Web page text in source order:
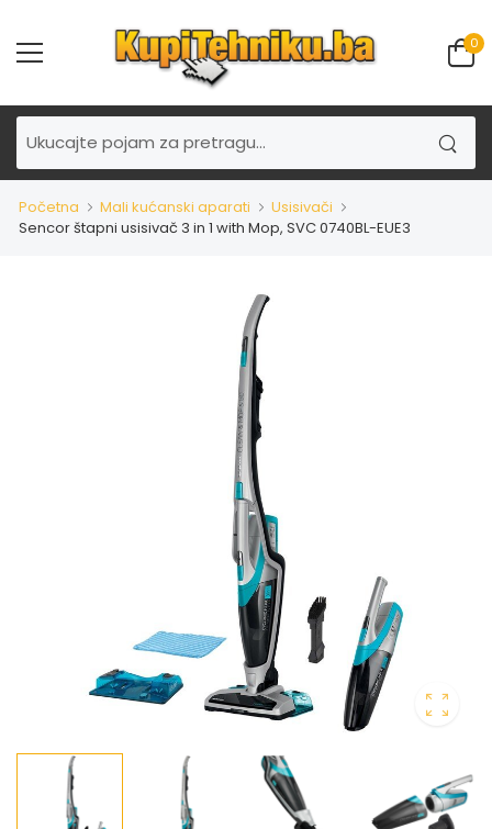
0
Početna Mali kućanski aparati
Usisivači
Sencor štapni usisivač 3 in 1 with Mop, SVC 0740BL-EUE3